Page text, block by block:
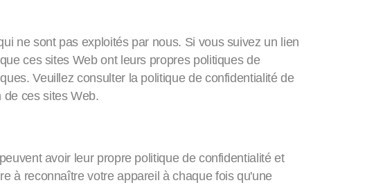
ne sont pas exploités par nous. Si vous suivez un lien
ces sites Web ont leurs propres politiques de
Veuillez consulter la politique de confidentialité de
ces sites Web.
avoir leur propre politique de confidentialité et
à reconnaître votre appareil à chaque fois qu'une